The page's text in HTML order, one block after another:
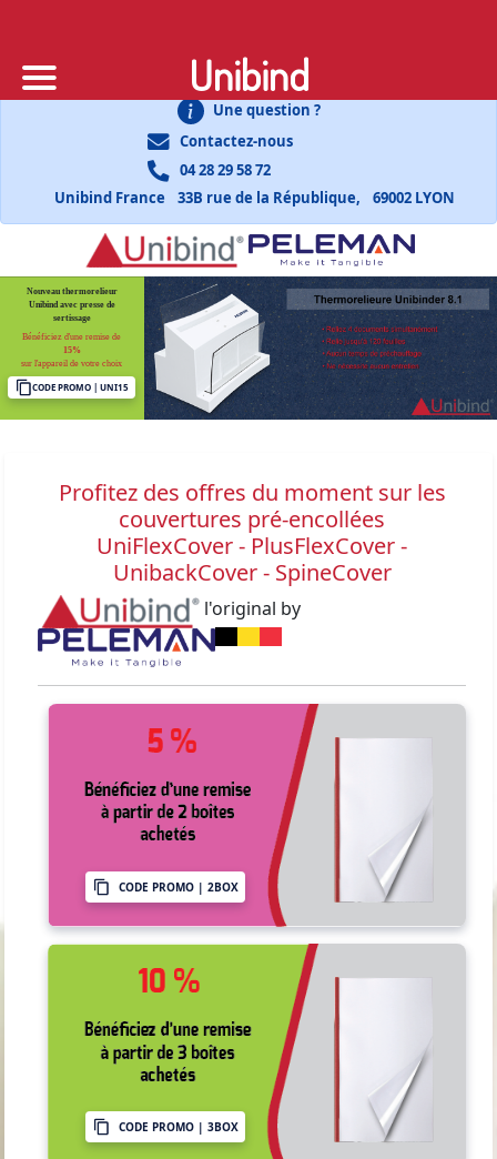
Une question ?
Contactez-nous
04 28 29 58 72
Unibind France
33B rue de la République, 69002 LYON
Nouveau thermorelieur
Unibind avec presse de
sertissage
Bénéficiez d'une remise de
15%
sur l'appareil de votre choix
CODE PROMO | UNI15
Profitez des offres du moment sur les
couvertures pré-encollées
UniFlexCover - PlusFlexCover -
UnibackCover - SpineCover
l'original by
CODE PROMO | 2BOX
CODE PROMO | 3BOX
Unibind